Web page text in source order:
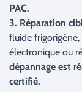
PAC.
3. Réparation
fluide
électronique ou
dépannage est
certifié.